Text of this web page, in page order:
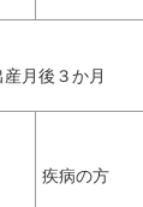
月後３か月
疾病の方